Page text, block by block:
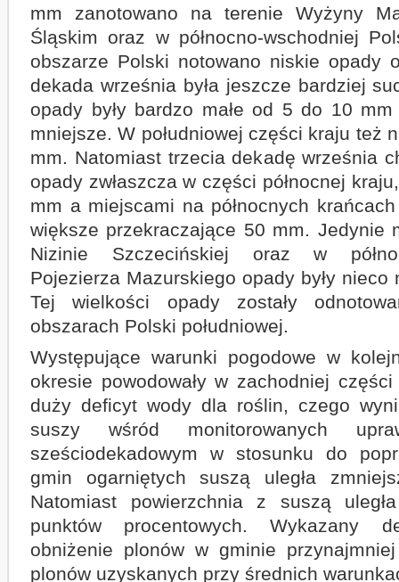
mm zanotowano na terenie Wyżyny
Śląskim oraz w północno-wschodniej
obszarze Polski notowano niskie opady
dekada września była jeszcze bardziej
opady były bardzo małe od 5 do 10
mniejsze. W południowej części kraju też
mm. Natomiast trzecia dekadę września
opady zwłaszcza w części północnej
mm a miejscami na północnych
większe przekraczające 50 mm. Jedynie
Nizinie Szczecińskiej oraz w
Pojezierza Mazurskiego opady były
Tej wielkości opady zostały
obszarach Polski południowej.
Występujące warunki pogodowe w
okresie powodowały w zachodniej
duży deficyt wody dla roślin, czego
suszy wśród monitorowanych
sześciodekadowym w stosunku do
gmin ogarniętych suszą uległa
Natomiast powierzchnia z suszą
punktów procentowych. Wykazany
obniżenie plonów w gminie
plonów uzyskanych przy średnich